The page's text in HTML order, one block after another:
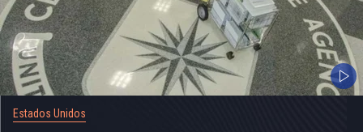
Estados Unidos